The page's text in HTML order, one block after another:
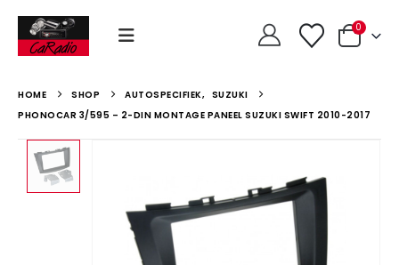
0
HOME SHOP AUTOSPECIFIEK, SUZUKI
PHONOCAR 3/595 – 2-DIN MONTAGE PANEEL SUZUKI SWIFT 2010-2017